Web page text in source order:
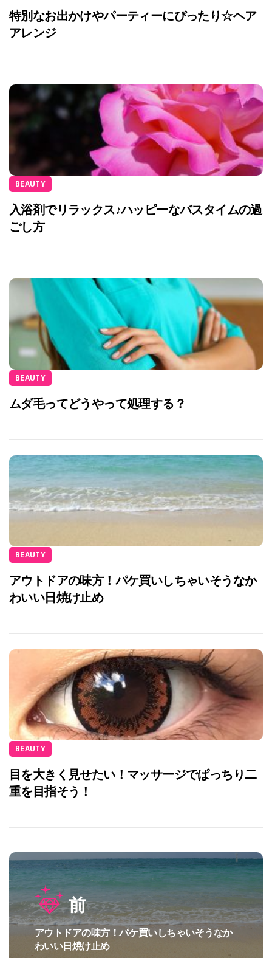
特別なお出かけやパーティーにぴったり☆ヘア
アレンジ
BEAUTY
入浴剤でリラックス♪ハッピーなバスタイムの過
ごし方
BEAUTY
ムダ毛ってどうやって処理する？
BEAUTY
アウトドアの味方！パケ買いしちゃいそうなか
わいい日焼け止め
BEAUTY
目を大きく見せたい！マッサージでぱっちり二
重を目指そう！
投
稿
ナ
前
過
去
アウトドアの味方！パケ買いしちゃいそうなか
わいい日焼け止め